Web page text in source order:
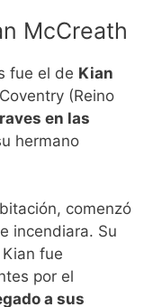
McCreath
fue el de Kian
(Reino
en las
hermano
comenzó
incendiara. Su
fue
por el
a sus